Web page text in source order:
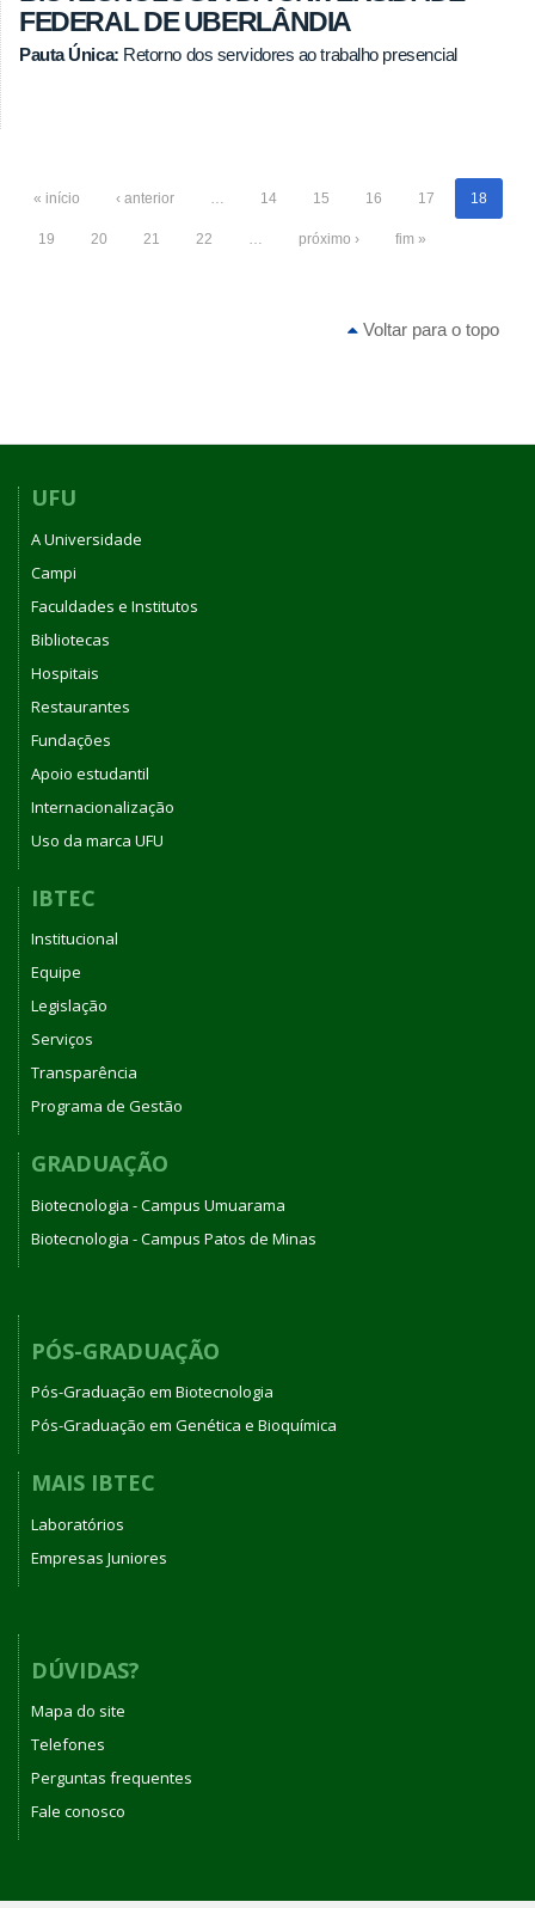
FEDERAL DE UBERLÂNDIA
Pauta Única: Retorno dos servidores ao trabalho presencial
« início ‹ anterior … 14 15 16 17 18
19 20 21 22 … próximo › fim »
Voltar para o topo
UFU
A Universidade
Campi
Faculdades e Institutos
Bibliotecas
Hospitais
Restaurantes
Fundações
Apoio estudantil
Internacionalização
Uso da marca UFU
IBTEC
Institucional
Equipe
Legislação
Serviços
Transparência
Programa de Gestão
GRADUAÇÃO
Biotecnologia - Campus Umuarama
Biotecnologia - Campus Patos de Minas
PÓS-GRADUAÇÃO
Pós-Graduação em Biotecnologia
Pós-Graduação em Genética e Bioquímica
MAIS IBTEC
Laboratórios
Empresas Juniores
DÚVIDAS?
Mapa do site
Telefones
Perguntas frequentes
Fale conosco